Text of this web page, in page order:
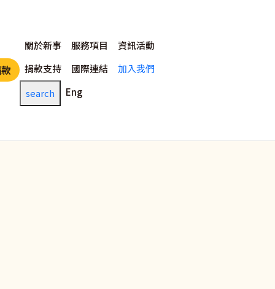
主選單
關於新事 服務項目
資訊活動
捐款支持
國際連結
加入我們
search
Eng